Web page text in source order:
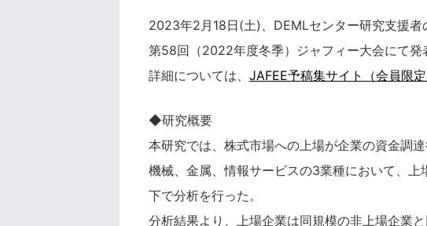
2023年2月18日(土)、DEMLセンター研究支援者
第58回（2022年度冬季）ジャフィー大会にて発
詳細については、 JAFEE予稿集サイト（会員限定
◆研究概要
本研究では、株式市場への上場が企業の資金調
機械、金属、情報サービスの3業種において、
下で分析を行った。
分析結果より、上場企業は同規模の非上場企業